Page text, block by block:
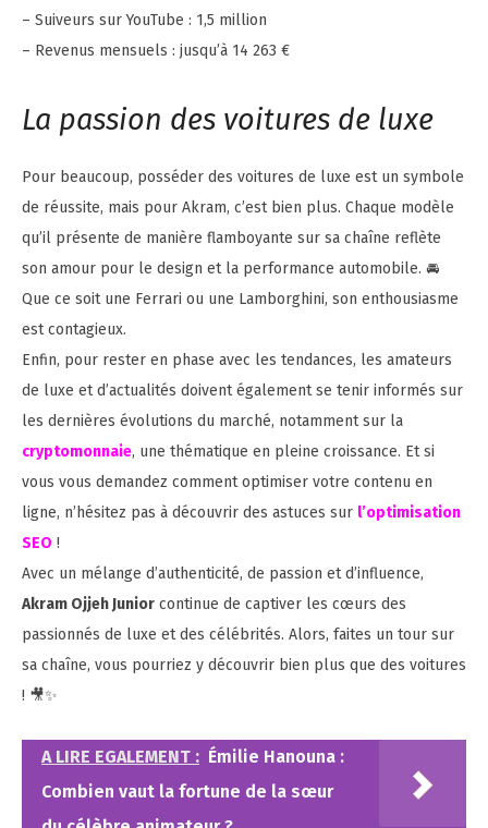
– Suiveurs sur YouTube : 1,5 million
– Revenus mensuels : jusqu’à 14 263 €
La passion des voitures de luxe
Pour beaucoup, posséder des voitures de luxe est un symbole
de réussite, mais pour Akram, c’est bien plus. Chaque modèle
qu’il présente de manière flamboyante sur sa chaîne reflète
son amour pour le design et la performance automobile. 🚘
Que ce soit une Ferrari ou une Lamborghini, son enthousiasme
est contagieux.
Enfin, pour rester en phase avec les tendances, les amateurs
de luxe et d’actualités doivent également se tenir informés sur
les dernières évolutions du marché, notamment sur la
cryptomonnaie, une thématique en pleine croissance. Et si
vous vous demandez comment optimiser votre contenu en
ligne, n’hésitez pas à découvrir des astuces sur l’optimisation
SEO !
Avec un mélange d’authenticité, de passion et d’influence,
Akram Ojjeh Junior continue de captiver les cœurs des
passionnés de luxe et des célébrités. Alors, faites un tour sur
sa chaîne, vous pourriez y découvrir bien plus que des voitures
! 🎥✨
A LIRE EGALEMENT : Émilie Hanouna :
Combien vaut la fortune de la sœur